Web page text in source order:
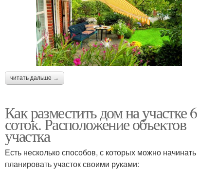
читать дальше →
Как разместить дом на участке 6
соток. Расположение объектов
участка
Есть несколько способов, с которых можно начинать
планировать участок своими руками: